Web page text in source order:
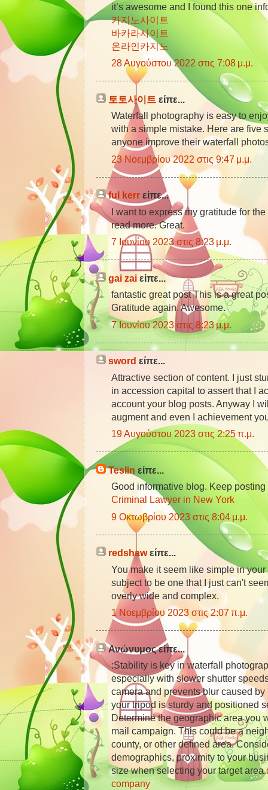
it’s awesome and I found this one
카지노사이트
바카라사이트
온라인카지노
28 Αυγούστου 2022 στις 7:08 μ.μ.
토토사이트 είπε...
Waterfall photography is easy to
with a simple mistake. Here are five
anyone improve their waterfall
23 Νοεμβρίου 2022 στις 9:47 μ.μ.
ful kerr είπε...
I want to express my gratitude for
read more. Great.
7 Ιουνίου 2023 στις 8:23 μ.μ.
gai zai είπε...
fantastic great post This is a great
Gratitude again. Awesome.
7 Ιουνίου 2023 στις 8:23 μ.μ.
sword είπε...
Attractive section of content. I just
in accession capital to assert that I
account your blog posts. Anyway I
augment and even I achievement
19 Αυγούστου 2023 στις 2:25 π.μ.
Teslin είπε...
Good informative blog. Keep
Criminal Lawyer in New York
9 Οκτωβρίου 2023 στις 8:04 μ.μ.
redshawείπε...
You make it seem like simple in
subject to be one that I just can't
overly wide and complex.
1 Νοεμβρίου 2023 στις 2:07 π.μ.
Ανώνυμος είπε...
:Stability is key in waterfall
especially with slower shutter
camera and prevents blur caused
your tripod is sturdy and positioned
Determine the geographic area you
mail campaign. This could be a
county, or other defined area.
demographics, proximity to your
size when selecting your target area.
company